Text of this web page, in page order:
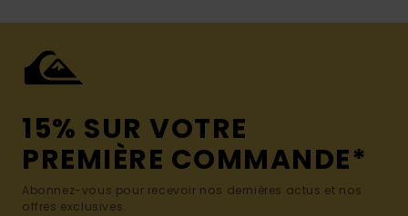
15% SUR VOTRE
PREMIÈRE COMMANDE*
Abonnez-vous pour recevoir nos dernières actus et nos
offres exclusives.